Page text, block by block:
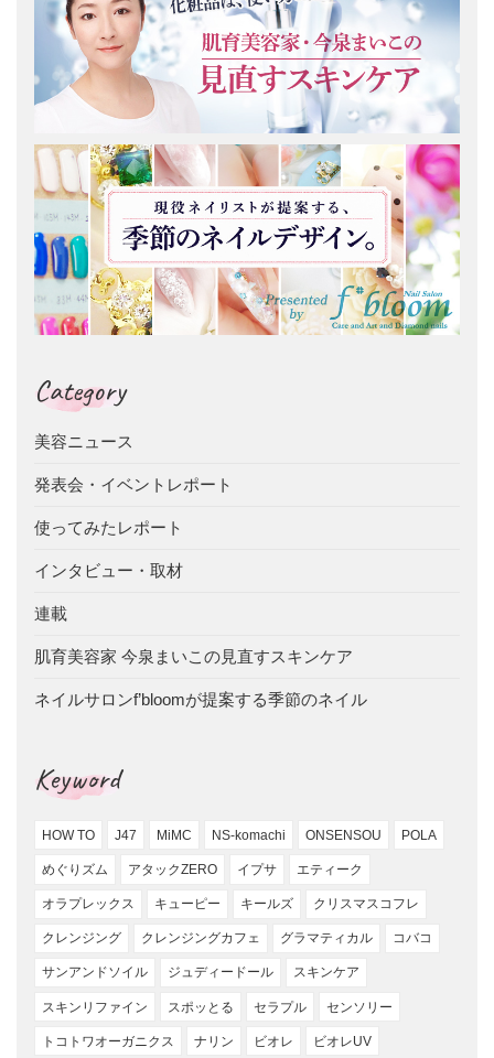
Category
美容ニュース
発表会・イベントレポート
使ってみたレポート
インタビュー・取材
連載
肌育美容家 今泉まいこの見直すスキンケア
ネイルサロンf’bloomが提案する季節のネイル
Keyword
HOW TO J47 MiMC NS-komachi ONSENSOU POLA
めぐりズム アタックZERO イプサ エティーク
オラプレックス キューピー キールズ クリスマスコフレ
クレンジング クレンジングカフェ グラマティカル コバコ
サンアンドソイル ジュディードール スキンケア
スキンリファイン スポッとる セラプル センソリー
トコトワオーガニクス ナリン ビオレ ビオレUV